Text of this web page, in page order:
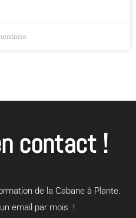
contact !
de la Cabane à Plante.
email par mois !